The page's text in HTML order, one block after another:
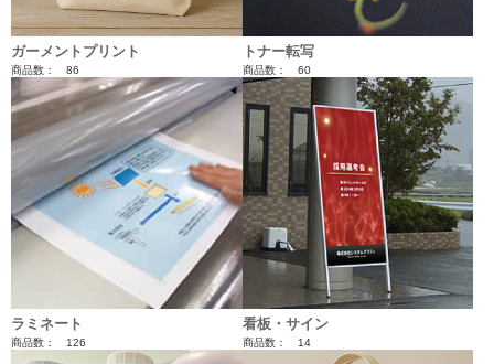
ガーメントプリント
商品数： 86
トナー転写
商品数： 60
ラミネート
商品数： 126
看板・サイン
商品数： 14